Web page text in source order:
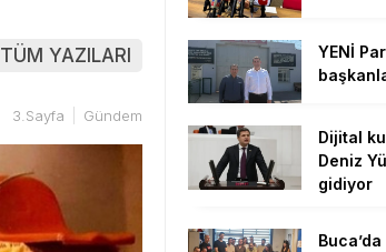
TÜM YAZILARI
3.Sayfa Gündem
YENİ
Dijital
Deniz
gidiyor